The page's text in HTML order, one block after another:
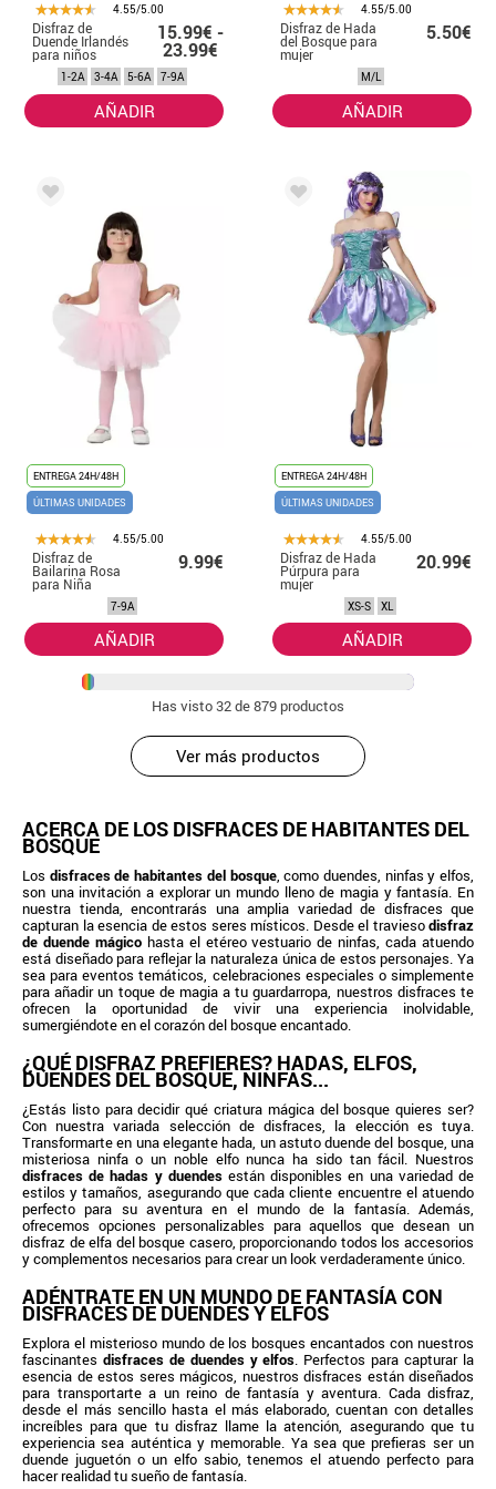
4.55/5.00
Disfraz de
Duende Irlandés
para niños
15.99€ -
23.99€
1-2A 3-4A 5-6A 7-9A
AÑADIR
4.55/5.00
Disfraz de Hada
del Bosque para
mujer
5.50€
M/L
AÑADIR
ENTREGA 24H/48H
ÚLTIMAS UNIDADES
4.55/5.00
Disfraz de
Bailarina Rosa
para Niña
9.99€
7-9A
AÑADIR
ENTREGA 24H/48H
ÚLTIMAS UNIDADES
4.55/5.00
Disfraz de Hada
Púrpura para
mujer
20.99€
XS-S XL
AÑADIR
Has visto32de 879 productos
Ver más productos
ACERCA DE LOS DISFRACES DE HABITANTES DEL
BOSQUE
Los disfraces de habitantes del bosque, como duendes, ninfas y elfos,
son una invitación a explorar un mundo lleno de magia y fantasía. En
nuestra tienda, encontrarás una amplia variedad de disfraces que
capturan la esencia de estos seres místicos. Desde el traviesodisfraz
de duende mágicohasta el etéreo vestuario de ninfas, cada atuendo
está diseñado para reflejar la naturaleza única de estos personajes. Ya
sea para eventos temáticos, celebraciones especiales o simplemente
para añadir un toque de magia a tu guardarropa, nuestros disfraces te
ofrecen la oportunidad de vivir una experiencia inolvidable,
sumergiéndote en el corazón del bosque encantado.
¿QUÉ DISFRAZ PREFIERES? HADAS, ELFOS,
DUENDES DEL BOSQUE, NINFAS...
¿Estás listo para decidir qué criatura mágica del bosque quieres ser?
Con nuestra variada selección de disfraces, la elección es tuya.
Transformarte en una elegante hada, un astuto duende del bosque, una
misteriosa ninfa o un noble elfo nunca ha sido tan fácil. Nuestros
disfraces de hadas y duendesestán disponibles en una variedad de
estilos y tamaños, asegurando que cada cliente encuentre el atuendo
perfecto para su aventura en el mundo de la fantasía. Además,
ofrecemos opciones personalizables para aquellos que desean un
disfraz de elfa del bosque casero, proporcionando todos los accesorios
y complementos necesarios para crear un look verdaderamente único.
ADÉNTRATE EN UN MUNDO DE FANTASÍA CON
DISFRACES DE DUENDES Y ELFOS
Explora el misterioso mundo de los bosques encantados con nuestros
fascinantes disfraces de duendes y elfos. Perfectos para capturar la
esencia de estos seres mágicos, nuestros disfraces están diseñados
para transportarte a un reino de fantasía y aventura. Cada disfraz,
desde el más sencillo hasta el más elaborado, cuentan con detalles
increíbles para que tu disfraz llame la atención, asegurando que tu
experiencia sea auténtica y memorable. Ya sea que prefieras ser un
duende juguetón o un elfo sabio, tenemos el atuendo perfecto para
hacer realidad tu sueño de fantasía.